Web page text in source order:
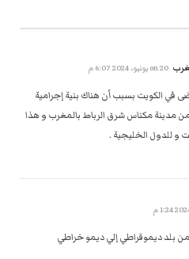
20 يونيو، 2024 6:07 م
في الكويت بسبب أن هناك بنية إجرامية
مدينة مكناس شرق الرباط بالمغرب و هذا
و للدول الخليجية .
بلد ديموقراطي إلي ديمو خراطي